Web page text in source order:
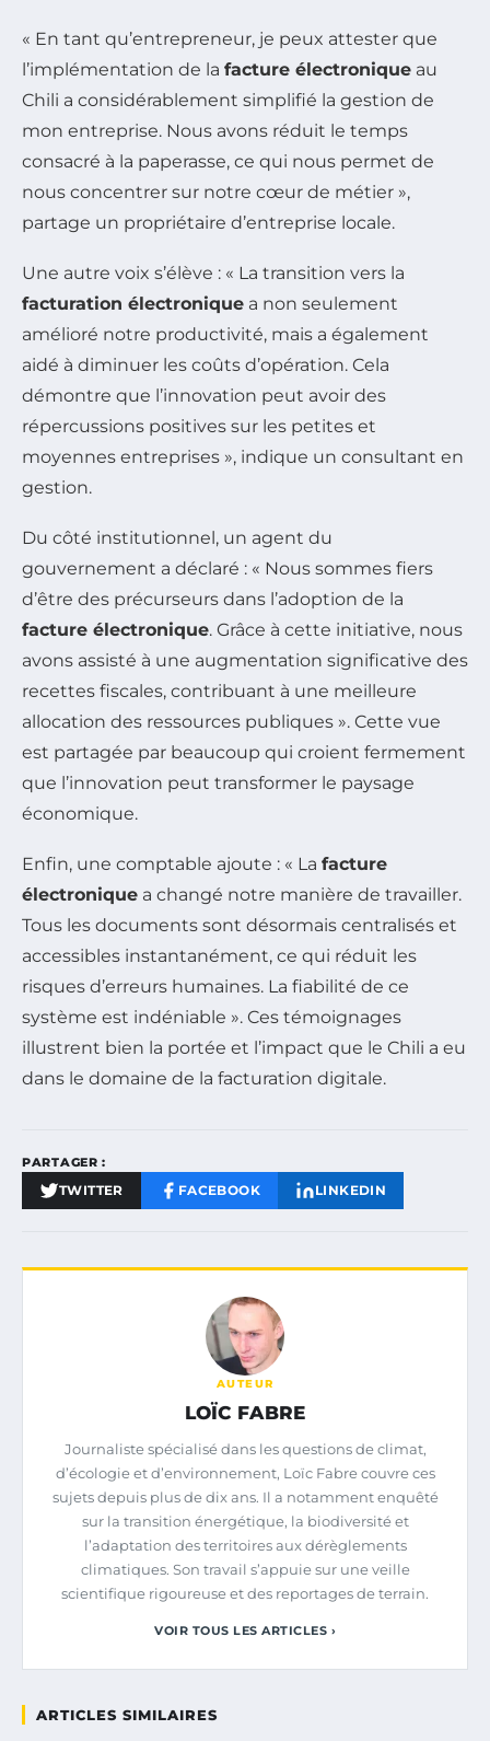
« En tant qu’entrepreneur, je peux attester que
l’implémentation de la facture électronique au
Chili a considérablement simplifié la gestion de
mon entreprise. Nous avons réduit le temps
consacré à la paperasse, ce qui nous permet de
nous concentrer sur notre cœur de métier »,
partage un propriétaire d’entreprise locale.
Une autre voix s’élève : « La transition vers la
facturation électronique a non seulement
amélioré notre productivité, mais a également
aidé à diminuer les coûts d’opération. Cela
démontre que l’innovation peut avoir des
répercussions positives sur les petites et
moyennes entreprises », indique un consultant en
gestion.
Du côté institutionnel, un agent du
gouvernement a déclaré : « Nous sommes fiers
d’être des précurseurs dans l’adoption de la
facture électronique. Grâce à cette initiative, nous
avons assisté à une augmentation significative des
recettes fiscales, contribuant à une meilleure
allocation des ressources publiques ». Cette vue
est partagée par beaucoup qui croient fermement
que l’innovation peut transformer le paysage
économique.
Enfin, une comptable ajoute : « La facture
électronique a changé notre manière de travailler.
Tous les documents sont désormais centralisés et
accessibles instantanément, ce qui réduit les
risques d’erreurs humaines. La fiabilité de ce
système est indéniable ». Ces témoignages
illustrent bien la portée et l’impact que le Chili a eu
dans le domaine de la facturation digitale.
PARTAGER :
TWITTER FACEBOOK LINKEDIN
AUTEUR
LOÏC FABRE
Journaliste spécialisé dans les questions de climat,
d’écologie et d’environnement, Loïc Fabre couvre ces
sujets depuis plus de dix ans. Il a notamment enquêté
sur la transition énergétique, la biodiversité et
l’adaptation des territoires aux dérèglements
climatiques. Son travail s’appuie sur une veille
scientifique rigoureuse et des reportages de terrain.
VOIR TOUS LES ARTICLES ›
ARTICLES SIMILAIRES